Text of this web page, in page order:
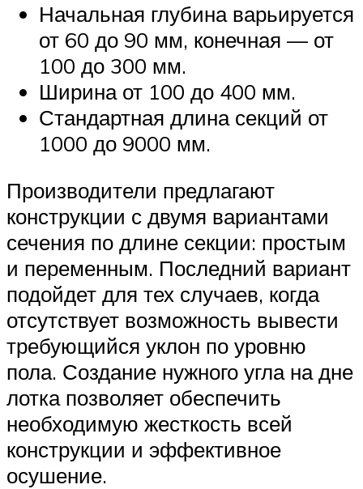
Начальная глубина варьируется
от 60 до 90 мм, конечная — от
100 до 300 мм.
Ширина от 100 до 400 мм.
Стандартная длина секций от
1000 до 9000 мм.
Производители предлагают
конструкции с двумя вариантами
сечения по длине секции: простым
и переменным. Последний вариант
подойдет для тех случаев, когда
отсутствует возможность вывести
требующийся уклон по уровню
пола. Создание нужного угла на дне
лотка позволяет обеспечить
необходимую жесткость всей
конструкции и эффективное
осушение.